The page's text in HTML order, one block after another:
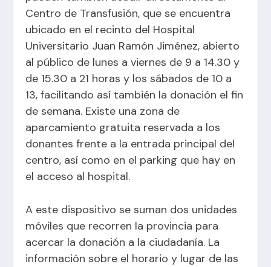
Centro de Transfusión, que se encuentra
ubicado en el recinto del Hospital
Universitario Juan Ramón Jiménez, abierto
al público de lunes a viernes de 9 a 14.30 y
de 15.30 a 21 horas y los sábados de 10 a
13, facilitando así también la donación el fin
de semana. Existe una zona de
aparcamiento gratuita reservada a los
donantes frente a la entrada principal del
centro, así como en el parking que hay en
el acceso al hospital.
A este dispositivo se suman dos unidades
móviles que recorren la provincia para
acercar la donación a la ciudadanía. La
información sobre el horario y lugar de las